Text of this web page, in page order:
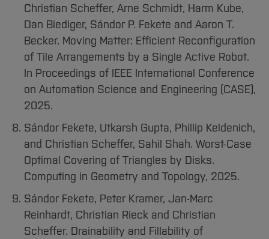
Christian Scheffer, Arne Schmidt, Harm Kube,
Dan Biediger, Sándor P. Fekete and Aaron T.
Becker. Moving Matter: Efficient Reconfiguration
of Tile Arrangements by a Single Active Robot.
In Proceedings of IEEE International Conference
on Automation Science and Engineering (CASE),
2025.
Sándor Fekete, Utkarsh Gupta, Phillip Keldenich,
and Christian Scheﬀer, Sahil Shah. Worst-Case
Optimal Covering of Triangles by Disks.
Computing in Geometry and Topology, 2025.
Sándor Fekete, Peter Kramer, Jan-Marc
Reinhardt, Christian Rieck and Christian
Scheffer. Drainability and Fillability of